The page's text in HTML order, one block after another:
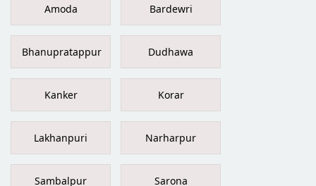
Amoda Bardewri
Bhanupratappur Dudhawa
Kanker Korar
Lakhanpuri Narharpur
Sambalpur Sarona